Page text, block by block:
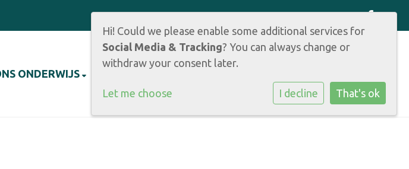
ONDERWIJS
Hi! Could we please enable some additional services for
Social Media & Tracking? You can always change or
withdraw your consent later.
Let me choose I decline That's ok